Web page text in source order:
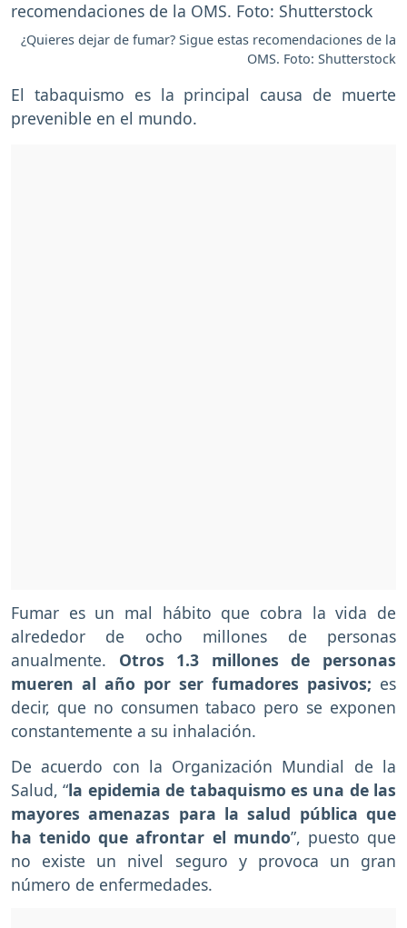
¿Quieres dejar de fumar? Sigue estas recomendaciones de la
OMS. Foto: Shutterstock
El tabaquismo es la principal causa de muerte
prevenible en el mundo.
Fumar es un mal hábito que cobra la vida de
alrededor de ocho millones de personas
anualmente. Otros 1.3 millones de personas
mueren al año por ser fumadores pasivos; es
decir, que no consumen tabaco pero se exponen
constantemente a su inhalación.
De acuerdo con la Organización Mundial de la
Salud, “la epidemia de tabaquismo es una de las
mayores amenazas para la salud pública que
ha tenido que afrontar el mundo”, puesto que
no existe un nivel seguro y provoca un gran
número de enfermedades.